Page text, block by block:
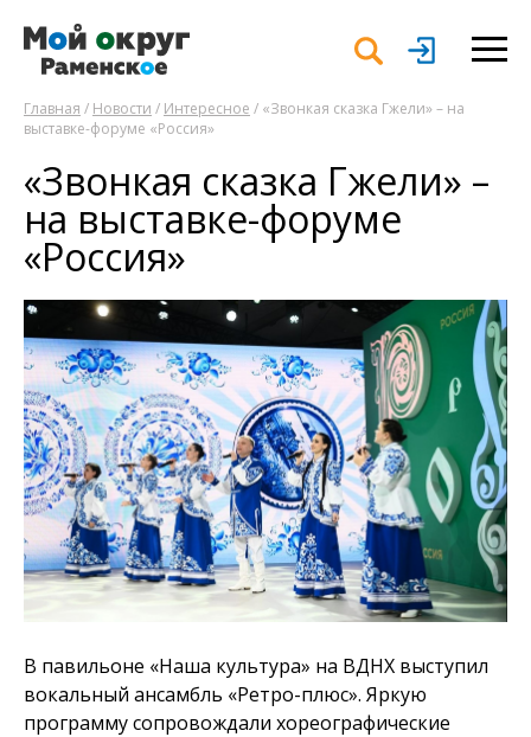
Главная / Новости / Интересное / «Звонкая сказка Гжели» – на
выставке-форуме «Россия»
«Звонкая сказка Гжели» –
на выставке-форуме
«Россия»
В павильоне «Наша культура» на ВДНХ выступил
вокальный ансамбль «Ретро-плюс». Яркую
программу сопровождали хореографические